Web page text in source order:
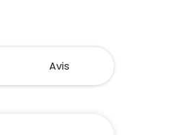
Avis